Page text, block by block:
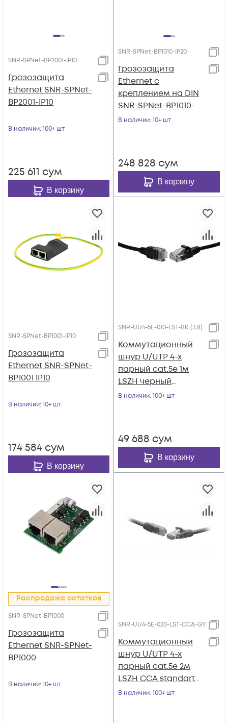
SNR-SPNet-BP2001-IP10
Грозозащита
Ethernet SNR-SPNet-
BP2001-IP10
В наличии: 100+ шт
225 611 сум
В корзину
SNR-SPNet-BP1010-IP20
Грозозащита
Ethernet с
креплением на DIN
SNR-SPNet-BP1010-
IP20
В наличии: 10+ шт
248 828 сум
В корзину
SNR-SPNet-BP1001-IP10
Грозозащита
Ethernet SNR-SPNet-
BP1001 IP10
В наличии: 10+ шт
174 584 сум
В корзину
SNR-UU4-5E-010-LST-BK (3,8)
Коммутационный
шнур U/UTP 4-х
парный cat.5е 1м
LSZH черный
(диаметр 3,8 мм)
В наличии: 100+ шт
49 688 сум
В корзину
Распродажа остатков
SNR-SPNet-BP1000
Грозозащита
Ethernet SNR-SPNet-
BP1000
В наличии: 10+ шт
SNR-UU4-5E-020-LST-CCA-GY
Коммутационный
шнур U/UTP 4-х
парный cat.5e 2м
LSZH CCA standart
серый
В наличии: 100+ шт